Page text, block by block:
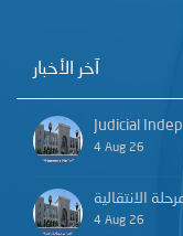
آخر الأخبار
Judicial
4 Aug 26
الانتقالية
4 Aug 26